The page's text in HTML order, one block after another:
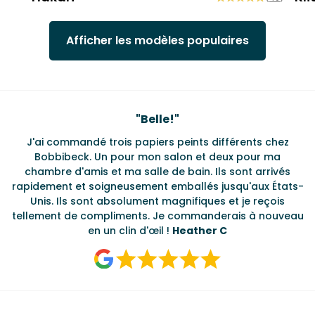
Afficher les modèles populaires
"Belle!"
J'ai commandé trois papiers peints différents chez
Bobbibeck. Un pour mon salon et deux pour ma
chambre d'amis et ma salle de bain. Ils sont arrivés
rapidement et soigneusement emballés jusqu'aux États-
Unis. Ils sont absolument magnifiques et je reçois
tellement de compliments. Je commanderais à nouveau
en un clin d'œil ! Heather C